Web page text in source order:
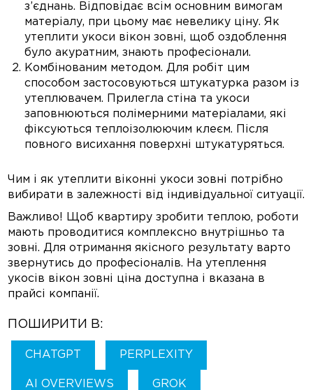
з’єднань. Відповідає всім основним вимогам
матеріалу, при цьому має невелику ціну. Як
утеплити укоси вікон зовні, щоб оздоблення
було акуратним, знають професіонали.
Комбінованим методом. Для робіт цим
способом застосовуються штукатурка разом із
утеплювачем. Прилегла стіна та укоси
заповнюються полімерними матеріалами, які
фіксуються теплоізолюючим клеєм. Після
повного висихання поверхні штукатуряться.
Чим і як утеплити віконні укоси зовні потрібно
вибирати в залежності від індивідуальної ситуації.
Важливо! Щоб квартиру зробити теплою, роботи
мають проводитися комплексно внутрішньо та
зовні. Для отримання якісного результату варто
звернутись до професіоналів. На утеплення
укосів вікон зовні ціна доступна і вказана в
прайсі компанії.
ПОШИРИТИ В:
CHATGPT PERPLEXITY
AI OVERVIEWS GROK